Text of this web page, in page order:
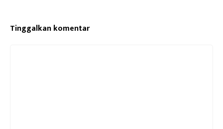
Tinggalkan komentar